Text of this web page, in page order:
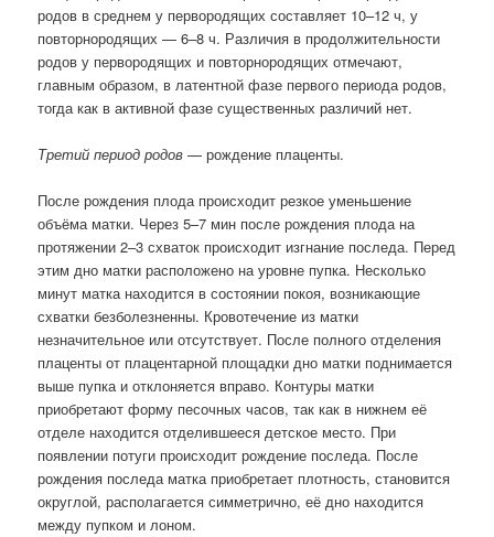
родов в среднем у первородящих составляет 10–12 ч, у
повторнородящих — 6–8 ч. Различия в продолжительности
родов у первородящих и повторнородящих отмечают,
главным образом, в латентной фазе первого периода родов,
тогда как в активной фазе существенных различий нет.
Третий период родов — рождение плаценты.
После рождения плода происходит резкое уменьшение
объёма матки. Через 5–7 мин после рождения плода на
протяжении 2–3 схваток происходит изгнание последа. Перед
этим дно матки расположено на уровне пупка. Несколько
минут матка находится в состоянии покоя, возникающие
схватки безболезненны. Кровотечение из матки
незначительное или отсутствует. После полного отделения
плаценты от плацентарной площадки дно матки поднимается
выше пупка и отклоняется вправо. Контуры матки
приобретают форму песочных часов, так как в нижнем её
отделе находится отделившееся детское место. При
появлении потуги происходит рождение последа. После
рождения последа матка приобретает плотность, становится
округлой, располагается симметрично, её дно находится
между пупком и лоном.